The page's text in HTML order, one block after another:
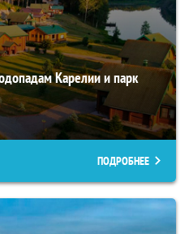
Карелии и парк
ПОДРОБНЕЕ